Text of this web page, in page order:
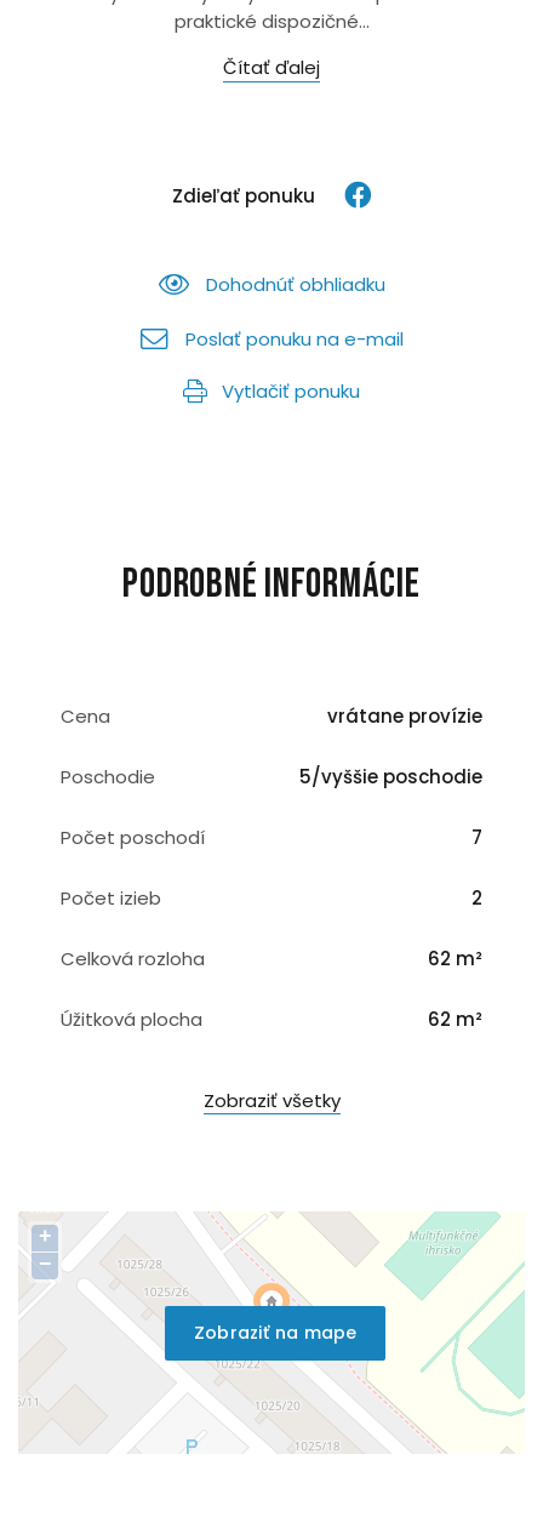
praktické dispozičné...
Čítať ďalej
Zdieľať ponuku
Dohodnúť obhliadku
Poslať ponuku na e-mail
Vytlačiť ponuku
Podrobné informácie
Cena vrátane provízie
Poschodie 5/vyššie poschodie
Počet poschodí 7
Počet izieb 2
Celková rozloha 62 m²
Úžitková plocha 62 m²
Zobraziť všetky
Zobraziť na mape
+
−